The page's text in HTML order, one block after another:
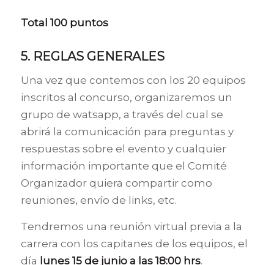
Total 100 puntos
5. REGLAS GENERALES
Una vez que contemos con los 20 equipos
inscritos al concurso, organizaremos un
grupo de watsapp, a través del cual se
abrirá la comunicación para preguntas y
respuestas sobre el evento y cualquier
información importante que el Comité
Organizador quiera compartir como
reuniones, envío de links, etc.
Tendremos una reunión virtual previa a la
carrera con los capitanes de los equipos, el
día lunes 15 de junio a las 18:00 hrs.